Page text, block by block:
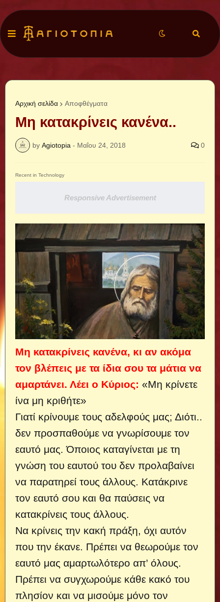
Αρχική σελίδα Αποφθέγματα
Μη κατακρίνεις κανένα..
by Agiotopia - Μαΐου 24, 2018 0
Recent in Technology
Responsive Advertisement
Μη κατακρίνεις κανένα, κι αν ακόμα
τον βλέπεις με τα ίδια σου τα μάτια να
αμαρτάνει. Λέει ο Κύριος: «Μη κρίνετε
ίνα μη κριθήτε»
Γιατί κρίνουμε τους αδελφούς μας; Διότι..
δεν προσπαθούμε να γνωρίσουμε τον
εαυτό μας. Όποιος καταγίνεται με τη
γνώση του εαυτού του δεν προλαβαίνει
να παρατηρεί τους άλλους. Κατάκρινε
τον εαυτό σου και θα παύσεις να
κατακρίνεις τους άλλους.
Να κρίνεις την κακή πράξη, όχι αυτόν
που την έκανε. Πρέπει να θεωρούμε τον
εαυτό μας αμαρτωλότερο απ’ όλους.
Πρέπει να συγχωρούμε κάθε κακό του
πλησίον και να μισούμε μόνο τον